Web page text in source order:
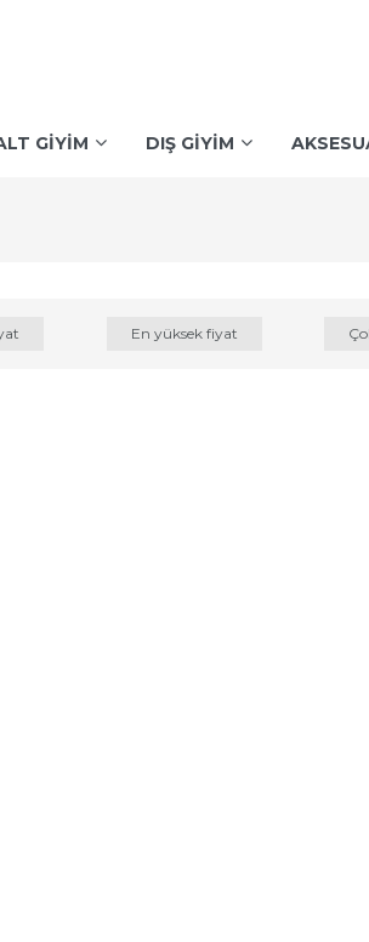
GİYİM DIŞ GİYİM
En yüksek fiyat